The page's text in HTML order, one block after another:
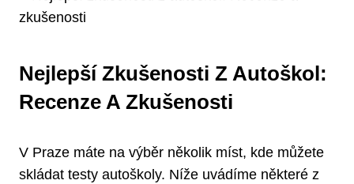
Nejlepší Zkušenosti Z Autoškol:
Recenze A Zkušenosti
V Praze máte na výběr několik míst, kde můžete
skládat testy autoškoly. Níže uvádíme některé z